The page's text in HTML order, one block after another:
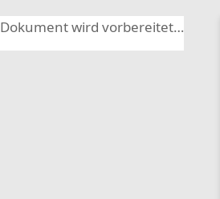
Dokument wird vorbereitet…